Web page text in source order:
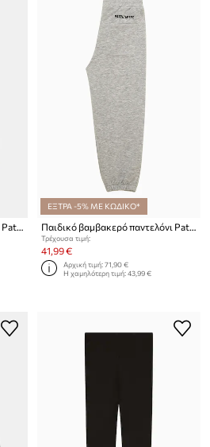
ΕΞΤΡΑ -5% ΜΕ ΚΩΔΙΚΟ*
Τρέχουσα τιμή:
41,99 €
Αρχική τιμή:71,90 €
Η χαμηλότερη τιμή:43,99 €